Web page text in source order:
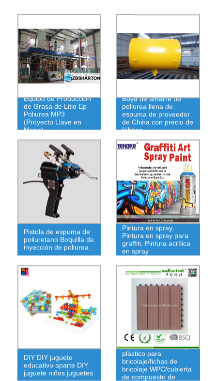
Equipo de Producción
de Grasa de Litio Ep
Poliurea MP3
(Proyecto Llave en
Mano)
Boya de amarre de
poliurea llena de
espuma de proveedor
de China con precio de
fábrica
Pistola de espuma de
poliuretano Boquilla de
inyección de poliurea
Pintura en spray,
Pintura en spray para
graffiti, Pintura acrílica
en spray
DIY DIY juguete
educativo aparte DIY
juguete niños juguetes
Cubierta de madera y
plástico para
bricolaje/fichas de
bricolaje WPC/cubierta
de compuesto de